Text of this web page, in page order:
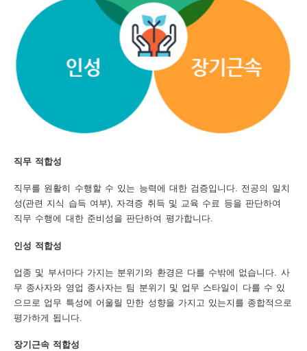
보
직무 적합성
직무를 원활히 수행할 수 있는 능력에 대한 검증입니다. 전공의 일치
성(관련 지식 습득 여부), 자격증 취득 및 교육 수료 등을 판단하여
직무 수행에 대한 준비성을 판단하여 평가합니다.
인성 적합성
업종 및 부서마다 가지는 분위기와 환경은 다를 수밖에 없습니다. 사
무 종사자와 영업 종사자는 팀 분위기 및 업무 스타일이 다를 수 있
으므로 업무 특성에 어울릴 만한 성향을 가지고 있는지를 종합적으로
평가하게 됩니다.
장기근속 적합성
우
취
업
사
안
내